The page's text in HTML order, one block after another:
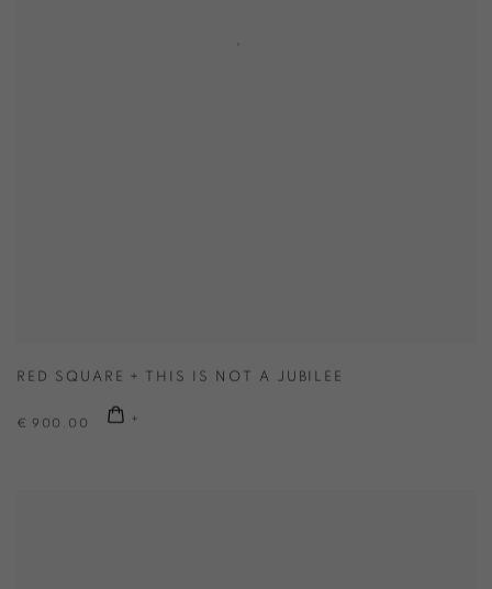
RED SQUARE + THIS IS NOT A JUBILEE
€ 900.00